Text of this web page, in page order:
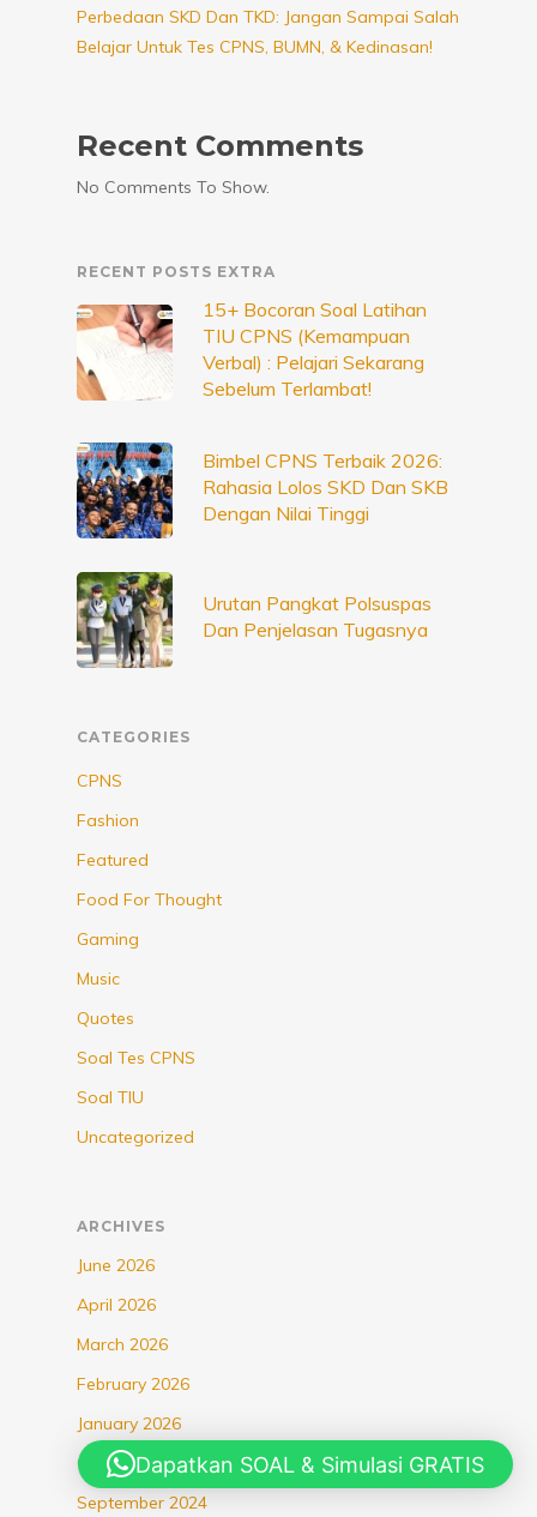
Perbedaan SKD Dan TKD: Jangan Sampai Salah
Belajar Untuk Tes CPNS, BUMN, & Kedinasan!
Recent Comments
No Comments To Show.
RECENT POSTS EXTRA
15+ Bocoran Soal Latihan
TIU CPNS (Kemampuan
Verbal) : Pelajari Sekarang
Sebelum Terlambat!
Bimbel CPNS Terbaik 2026:
Rahasia Lolos SKD Dan SKB
Dengan Nilai Tinggi
Urutan Pangkat Polsuspas
Dan Penjelasan Tugasnya
CATEGORIES
CPNS
Fashion
Featured
Food For Thought
Gaming
Music
Quotes
Soal Tes CPNS
Soal TIU
Uncategorized
ARCHIVES
June 2026
April 2026
March 2026
February 2026
January 2026
October 2025
September 2024
Dapatkan SOAL & Simulasi GRATIS